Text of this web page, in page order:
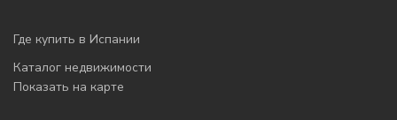
Где купить в Испании
Каталог недвижимости
Показать на карте